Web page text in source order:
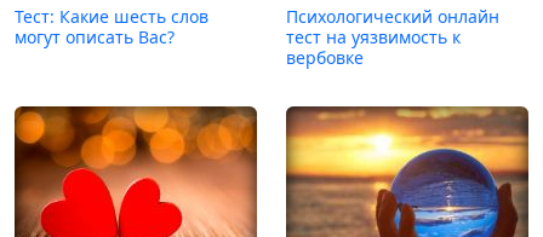
Тест: Какие шесть слов
могут описать Вас?
Психологический онлайн
тест на уязвимость к
вербовке